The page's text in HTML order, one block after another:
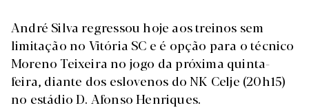
André Silva regressou hoje aos treinos sem
limitação no Vitória SC e é opção para o técnico
Moreno Teixeira no jogo da próxima quinta-
feira, diante dos eslovenos do NK Celje (20h15)
no estádio D. Afonso Henriques.